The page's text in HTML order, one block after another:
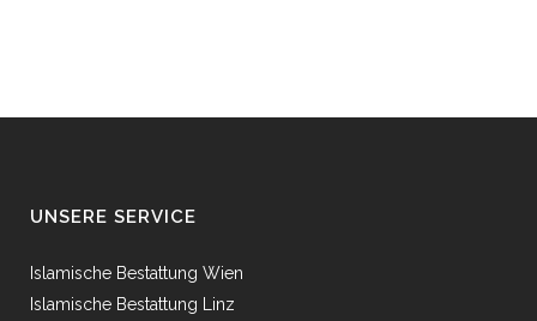
UNSERE SERVICE
Islamische Bestattung Wien
Islamische Bestattung Linz